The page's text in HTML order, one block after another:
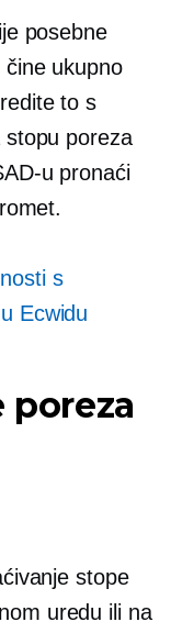
posebne
ukupno
to s
stopu poreza
u pronaći
s
Ecwidu
poreza
stope
uredu ili na